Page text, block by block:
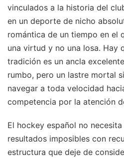
vinculados a la historia del
en un deporte de nicho
romántica de un tiempo en el
una virtud y no una losa. Hay
tradición es un ancla
rumbo, pero un lastre mortal
navegar a toda velocidad
competencia por la atención
El hockey español no
resultados imposibles con
estructura que deje de